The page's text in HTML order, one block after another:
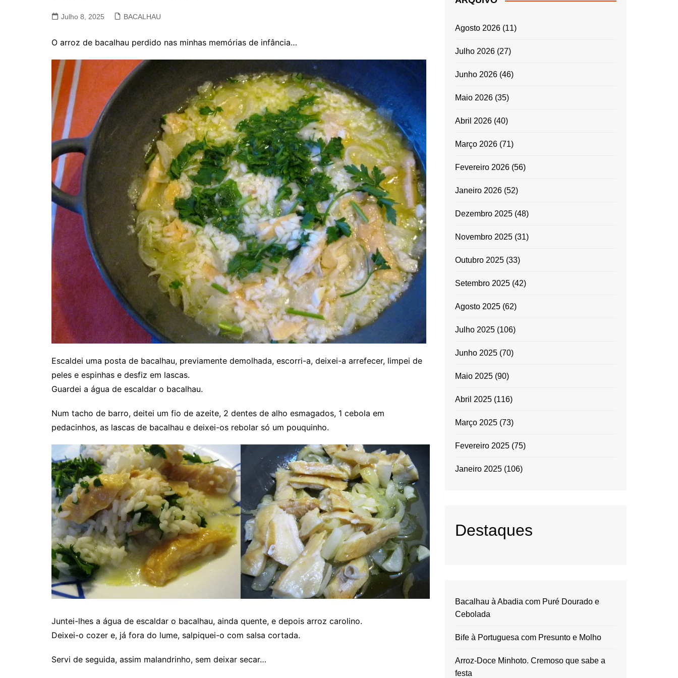
VACA, VITELA, NOVILHO
ENTRADAS E
GRATINADOS
MASSAS
TEMPEROS
MICRO-ONDAS
PORTUGUESA
Julho 8, 2025 BACALHAU
O arroz de bacalhau perdido nas minhas memórias de infância…
Escaldei uma posta de bacalhau, previamente demolhada, escorri-a, deixei-a arrefecer, limpei de
peles e espinhas e desfiz em lascas.
Guardei a água de escaldar o bacalhau.
Num tacho de barro, deitei um fio de azeite, 2 dentes de alho esmagados, 1 cebola em
pedacinhos, as lascas de bacalhau e deixei-os rebolar só um pouquinho.
Juntei-lhes a água de escaldar o bacalhau, ainda quente, e depois arroz carolino.
Deixei-o cozer e, já fora do lume, salpiquei-o com salsa cortada.
Servi de seguida, assim malandrinho, sem deixar secar…
Agosto 2026 (11)
Julho 2026 (27)
Junho 2026 (46)
Maio 2026 (35)
Abril 2026 (40)
Março 2026 (71)
Fevereiro 2026 (56)
Janeiro 2026 (52)
Dezembro 2025 (48)
Novembro 2025 (31)
Outubro 2025 (33)
Setembro 2025 (42)
Agosto 2025 (62)
Julho 2025 (106)
Junho 2025 (70)
Maio 2025 (90)
Abril 2025 (116)
Março 2025 (73)
Fevereiro 2025 (75)
Janeiro 2025 (106)
Destaques
Bacalhau à Abadia com Puré Dourado e
Cebolada
Bife à Portuguesa com Presunto e Molho
Arroz-Doce Minhoto. Cremoso que sabe a
festa